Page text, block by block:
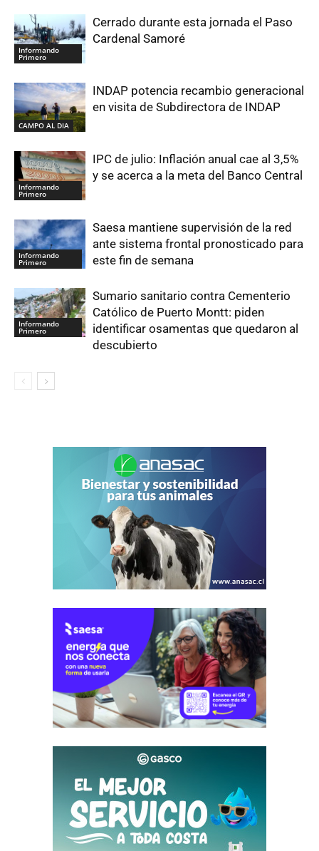
Informando
Primero
Cerrado durante esta jornada el Paso
Cardenal Samoré
CAMPO AL DIA
INDAP potencia recambio generacional
en visita de Subdirectora de INDAP
Informando
Primero
IPC de julio: Inflación anual cae al 3,5%
y se acerca a la meta del Banco Central
Informando
Primero
Saesa mantiene supervisión de la red
ante sistema frontal pronosticado para
este fin de semana
Informando
Primero
Sumario sanitario contra Cementerio
Católico de Puerto Montt: piden
identificar osamentas que quedaron al
descubierto